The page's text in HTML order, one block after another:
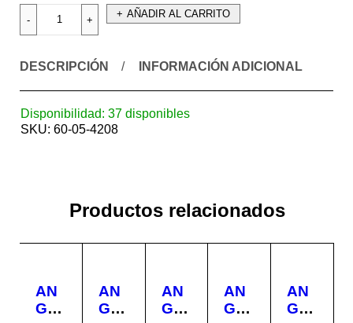
AÑADIR AL CARRITO
DESCRIPCIÓN INFORMACIÓN ADICIONAL
Disponibilidad: 37 disponibles
SKU: 60-05-4208
Productos relacionados
AN
GU
AN
GU
AN
GU
AN
GU
AN
GU